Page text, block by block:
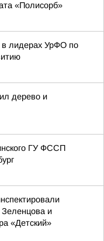
«Полисорб»
в лидерах УрФО по
дерево и
ГУ ФССП
Зеленцова и
«Детский»